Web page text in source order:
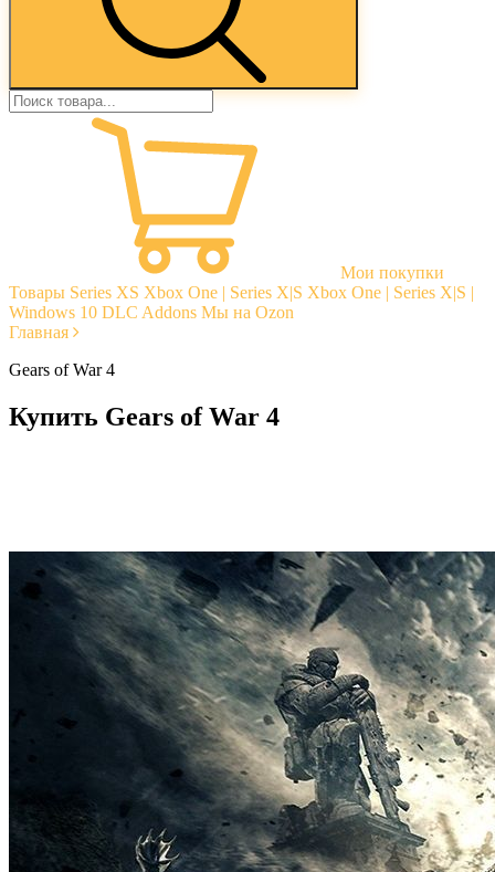
Мои покупки
Товары Series XS Xbox One | Series X|S Xbox One | Series X|S |
Windows 10 DLC Addons Мы на Ozon
Главная
Gears of War 4
Купить Gears of War 4